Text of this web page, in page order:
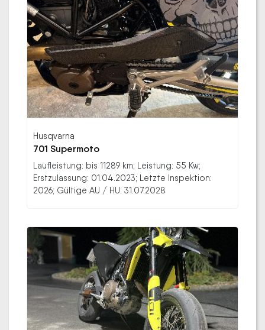
Husqvarna
701 Supermoto
Laufleistung: bis 11289 km; Leistung: 55 Kw;
Erstzulassung: 01.04.2023; Letzte Inspektion:
2026; Gültige AU / HU: 31.07.2028